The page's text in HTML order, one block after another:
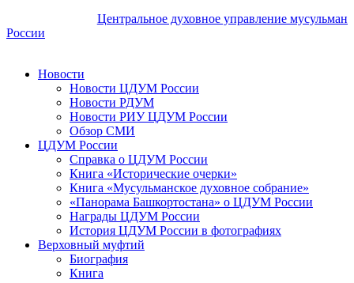
Центральное духовное управление мусульман
России
Новости
Новости ЦДУМ России
Новости РДУМ
Новости РИУ ЦДУМ России
Обзор СМИ
ЦДУМ России
Справка о ЦДУМ России
Книга «Исторические очерки»
Книга «Мусульманское духовное собрание»
«Панорама Башкортостана» о ЦДУМ России
Награды ЦДУМ России
История ЦДУМ России в фотографиях
Верховный муфтий
Биография
Книга